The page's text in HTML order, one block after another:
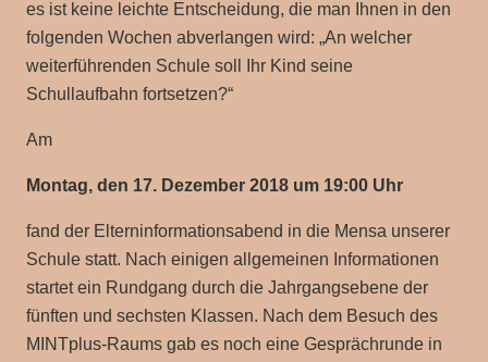
es ist keine leichte Entscheidung, die man Ihnen in den
folgenden Wochen abverlangen wird: „An welcher
weiterführenden Schule soll Ihr Kind seine
Schullaufbahn fortsetzen?“
Am
Montag, den 17. Dezember 2018 um 19:00 Uhr
fand der Elterninformationsabend in die Mensa unserer
Schule statt. Nach einigen allgemeinen Informationen
startet ein Rundgang durch die Jahrgangsebene der
fünften und sechsten Klassen. Nach dem Besuch des
MINTplus-Raums gab es noch eine Gesprächrunde in